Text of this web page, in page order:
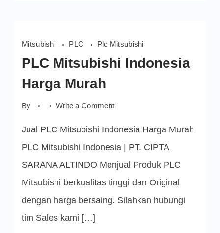
Mitsubishi PLC Plc Mitsubishi
PLC Mitsubishi Indonesia
Harga Murah
By Write a Commenton
Indonesia
Murah
Jual PLC Mitsubishi Indonesia Harga Murah
PLC Mitsubishi Indonesia | PT. CIPTA
SARANA ALTINDO Menjual Produk PLC
Mitsubishi berkualitas tinggi dan Original
dengan harga bersaing. Silahkan hubungi
tim Sales kami […]